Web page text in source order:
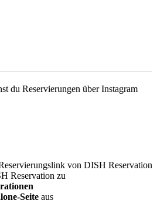
du Reservierungen über Instagram
von DISH Reservation
Reservation zu
Seite aus